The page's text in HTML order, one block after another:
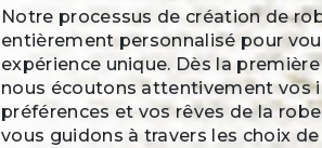
Notre processus de création de
entièrement personnalisé pour
expérience unique. Dès la
nous écoutons attentivement vos
préférences et vos rêves de la
vous guidons à travers les choix